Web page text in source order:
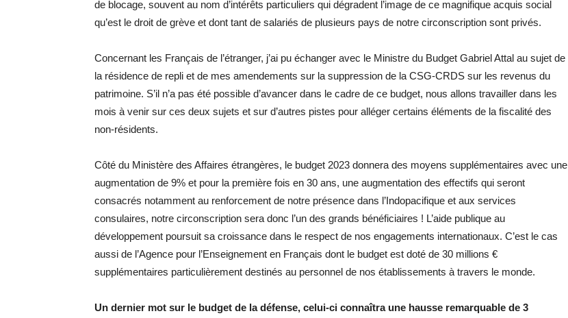
de blocage, souvent au nom d’intérêts particuliers qui dégradent l’image de ce magnifique acquis social
qu’est le droit de grève et dont tant de salariés de plusieurs pays de notre circonscription sont privés.
Concernant les Français de l’étranger, j’ai pu échanger avec le Ministre du Budget Gabriel Attal au sujet de
la résidence de repli et de mes amendements sur la suppression de la CSG-CRDS sur les revenus du
patrimoine. S’il n’a pas été possible d’avancer dans le cadre de ce budget, nous allons travailler dans les
mois à venir sur ces deux sujets et sur d’autres pistes pour alléger certains éléments de la fiscalité des
non-résidents.
Côté du Ministère des Affaires étrangères, le budget 2023 donnera des moyens supplémentaires avec une
augmentation de 9% et pour la première fois en 30 ans, une augmentation des effectifs qui seront
consacrés notamment au renforcement de notre présence dans l’Indopacifique et aux services
consulaires, notre circonscription sera donc l’un des grands bénéficiaires ! L’aide publique au
développement poursuit sa croissance dans le respect de nos engagements internationaux. C’est le cas
aussi de l’Agence pour l’Enseignement en Français dont le budget est doté de 30 millions €
supplémentaires particulièrement destinés au personnel de nos établissements à travers le monde.
Un dernier mot sur le budget de la défense, celui-ci connaîtra une hausse remarquable de 3